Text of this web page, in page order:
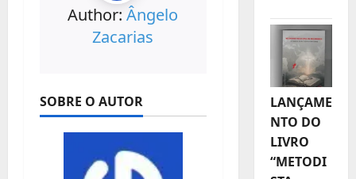
Author: Ângelo
Zacarias
SOBRE O AUTOR
LANÇAME
NTO DO
LIVRO
“METODI